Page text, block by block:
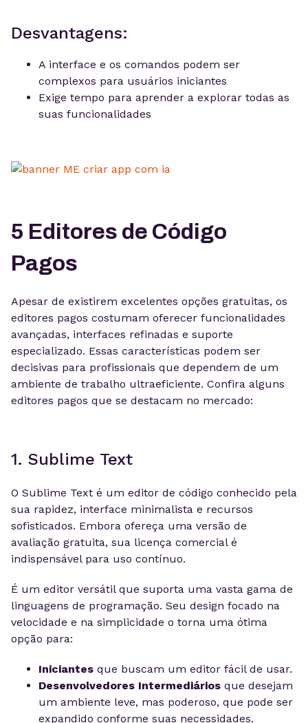
Desvantagens:
A interface e os comandos podem ser
complexos para usuários iniciantes
Exige tempo para aprender a explorar todas as
suas funcionalidades
5 Editores de Código
Pagos
Apesar de existirem excelentes opções gratuitas, os
editores pagos costumam oferecer funcionalidades
avançadas, interfaces refinadas e suporte
especializado. Essas características podem ser
decisivas para profissionais que dependem de um
ambiente de trabalho ultraeficiente. Confira alguns
editores pagos que se destacam no mercado:
1. Sublime Text
O Sublime Text é um editor de código conhecido pela
sua rapidez, interface minimalista e recursos
sofisticados. Embora ofereça uma versão de
avaliação gratuita, sua licença comercial é
indispensável para uso contínuo.
É um editor versátil que suporta uma vasta gama de
linguagens de programação. Seu design focado na
velocidade e na simplicidade o torna uma ótima
opção para:
Iniciantes que buscam um editor fácil de usar.
Desenvolvedores Intermediários que desejam
um ambiente leve, mas poderoso, que pode ser
expandido conforme suas necessidades.